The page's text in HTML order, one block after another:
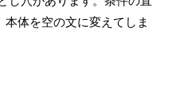
体を空の文に変えてしま